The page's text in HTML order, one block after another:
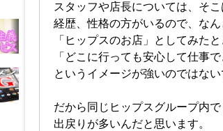
スタッフや店長については、そ
経歴、性格の方がいるので、な
「ヒップスのお店」としてみたと
「どこに行っても安心して仕事で
というイメージが強いのではない
だから同じヒップスグループ内
出戻りが多いんだと思います。